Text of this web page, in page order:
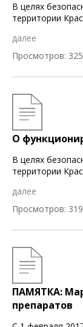
В целях
территории
далее
Просмотров: 325
О
В целях
территории
далее
Просмотров: 319
ПАМЯТКА:
препаратов